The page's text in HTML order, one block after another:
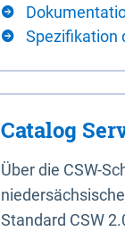
Spezifikation
Catalog
Über die CSW-
Standard CSW